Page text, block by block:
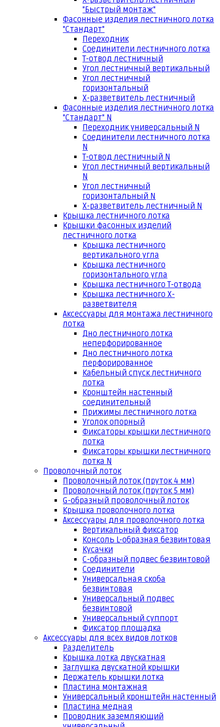
"Быстрый монтаж"
Фасонные изделия лестничного лотка
"Стандарт"
Переходник
Соединители лестничного лотка
Т-отвод лестничный
Угол лестничный вертикальный
Угол лестничный
горизонтальный
Х-разветвитель лестничный
Фасонные изделия лестничного лотка
"Стандарт" N
Переходник универсальный N
Соединители лестничного лотка
N
Т-отвод лестничный N
Угол лестничный вертикальный
N
Угол лестничный
горизонтальный N
Х-разветвитель лестничный N
Крышка лестничного лотка
Крышки фасонных изделий
лестничного лотка
Крышка лестничного
вертикального угла
Крышка лестничного
горизонтального угла
Крышка лестничного Т-отвода
Крышка лестничного Х-
разветвителя
Аксессуары для монтажа лестничного
лотка
Дно лестничного лотка
неперфорированное
Дно лестничного лотка
перфорированное
Кабельный спуск лестничного
лотка
Кронштейн настенный
соединительный
Прижимы лестничного лотка
Уголок опорный
Фиксаторы крышки лестничного
лотка
Фиксаторы крышки лестничного
лотка N
Проволочный лоток
Проволочный лоток (пруток 4 мм)
Проволочный лоток (пруток 5 мм)
G-образный проволочный лоток
Крышка проволочного лотка
Аксессуары для проволочного лотка
Вертикальный фиксатор
Консоль L-образная безвинтовая
Кусачки
С-образный подвес безвинтовой
Соединители
Универсальная скоба
безвинтовая
Универсальный подвес
безвинтовой
Универсальный суппорт
Фиксатор площадка
Аксессуары для всех видов лотков
Разделитель
Крышка лотка двускатная
Заглушка двускатной крышки
Держатель крышки лотка
Пластина монтажная
Универсальный кронштейн настенный
Пластина медная
Проводник заземляющий